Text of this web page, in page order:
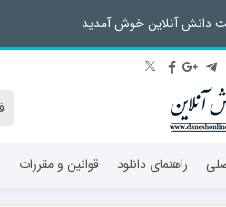
دانش آنلاین خوش آمدید
راهنمای دانلود قوانین و مقررات